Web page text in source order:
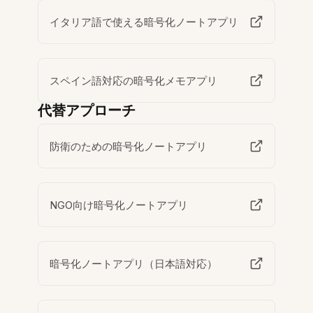
イタリア語で使える暗号化ノートアプリ
スペイン語対応の暗号化メモアプリ
代替アプローチ
防衛のための暗号化ノートアプリ
NGO向け暗号化ノートアプリ
暗号化ノートアプリ（日本語対応）